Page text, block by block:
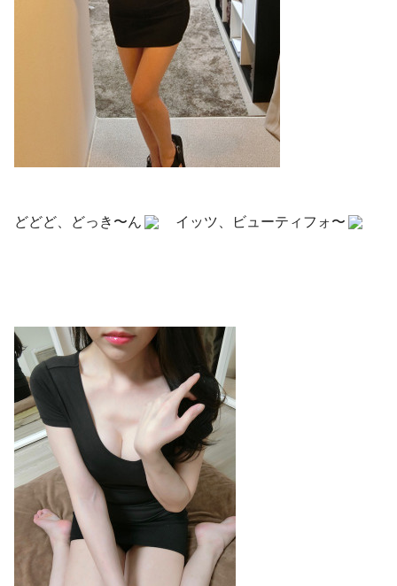
どどど、どっき〜ん イッツ、ビューティフォ〜